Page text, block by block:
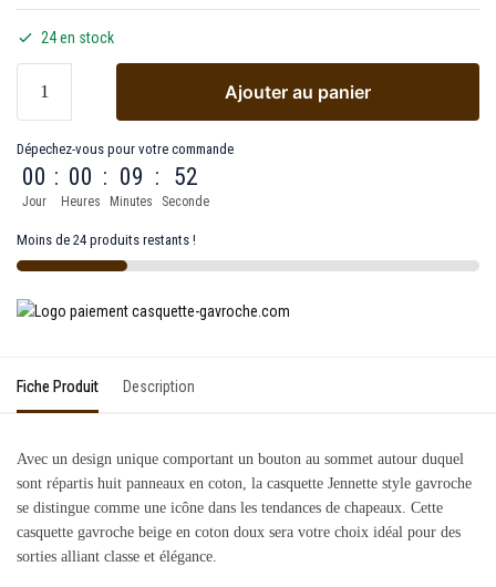
24 en stock
Ajouter au panier
Dépechez-vous pour votre commande
00
Jour
: 00
Heures
: 09
Minutes
: 52
Seconde
Moins de 24 produits restants !
Fiche Produit Description
Avec un design unique comportant un bouton au sommet autour duquel
sont répartis huit panneaux en coton, la casquette Jennette style gavroche
se distingue comme une icône dans les tendances de chapeaux. Cette
casquette gavroche beige en coton doux sera votre choix idéal pour des
sorties alliant classe et élégance.